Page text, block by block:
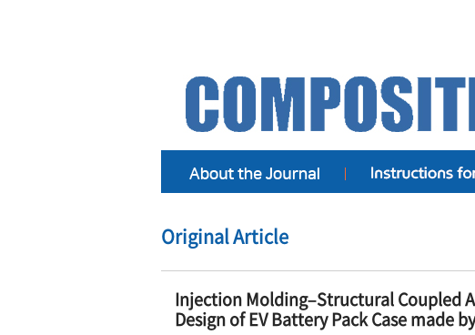
Original Article
Injection Molding–Structural Coupled
Design of EV Battery Pack Case made